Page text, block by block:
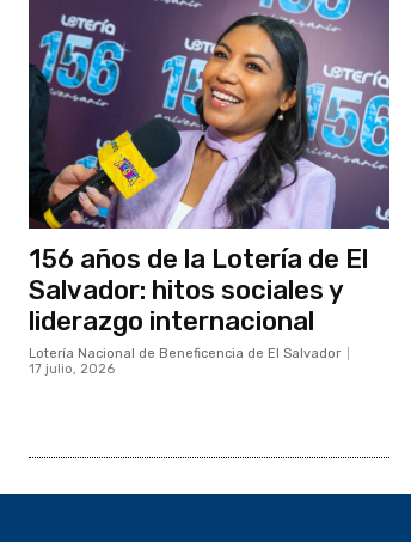
156 años de la Lotería de El
Salvador: hitos sociales y
liderazgo internacional
Lotería Nacional de Beneficencia de El Salvador
17 julio, 2026